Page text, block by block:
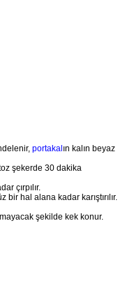
portakal ın kalın beyaz
şekerde 30 dakika
çırpılır.
hal alana kadar karıştırılır.
şekilde kek konur.